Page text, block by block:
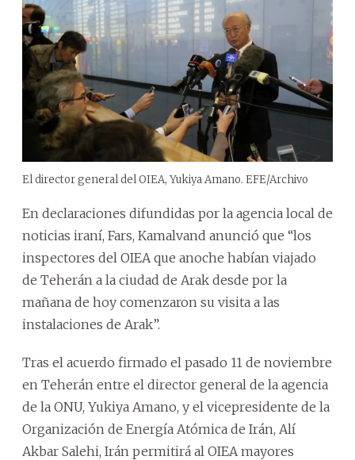
El director general del OIEA, Yukiya Amano. EFE/Archivo
En declaraciones difundidas por la agencia local de
noticias iraní, Fars, Kamalvand anunció que “los
inspectores del OIEA que anoche habían viajado
de Teherán a la ciudad de Arak desde por la
mañana de hoy comenzaron su visita a las
instalaciones de Arak”.
Tras el acuerdo firmado el pasado 11 de noviembre
en Teherán entre el director general de la agencia
de la ONU, Yukiya Amano, y el vicepresidente de la
Organización de Energía Atómica de Irán, Alí
Akbar Salehi, Irán permitirá al OIEA mayores